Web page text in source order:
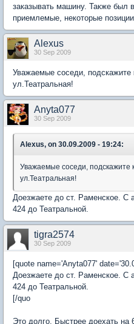
заказывать машину. Также был
приемлемые, некоторые
Alexus
30 Sep 2009
Уважаемые соседи, подскажите
ул.Театральная!
Anyta077
30 Sep 2009
Alexus, on 30.09.2009 - 19:24:
Уважаемые соседи, подскажите
ул.Театральная!
Доезжаете до ст. Раменское. С
424 до Театральной.
tigra2574
30 Sep 2009
[quote name='Anyta077'
Доезжаете до ст. Раменское. С
424 до Театральной.
[/quo
Это долго. Быстрее доехать на